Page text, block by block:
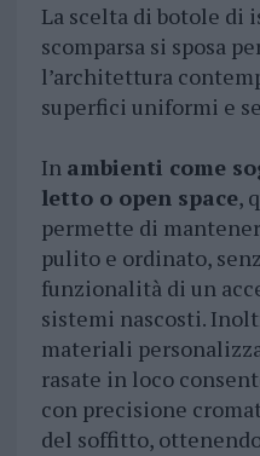
La scelta di botole di
scomparsa si sposa
l’architettura
superfici uniformi e
In ambienti come
letto o open space,
permette di
pulito e ordinato,
funzionalità di un
sistemi nascosti.
materiali
rasate in loco
con precisione
del soffitto,